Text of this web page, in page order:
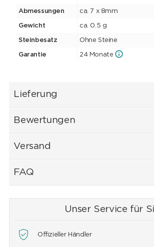
Abmessungen ca. 7 x 8mm
Gewicht ca. 0.5 g
Steinbesatz Ohne Steine
Garantie 24 Monate
Lieferung
Bewertungen
Versand
FAQ
Unser Service für
Offizieller Händler